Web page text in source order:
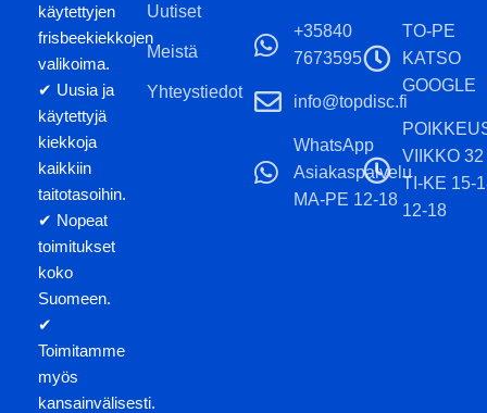
käytettyjen
frisbeekiekkojen
valikoima.
✔ Uusia ja
käytettyjä
kiekkoja
kaikkiin
taitotasoihin.
✔ Nopeat
toimitukset
koko
Suomeen.
✔
Toimitamme
myös
kansainvälisesti.
Uutiset
Meistä
Yhteystiedot
+35840
7673595
info@topdisc.fi
WhatsApp
Asiakaspalvelu
MA-PE 12-18
TO-PE
KATSO
GOOGLE
VIIKKO 32
TI-KE 15-
12-18